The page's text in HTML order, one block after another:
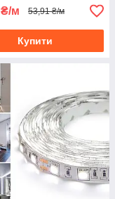
₴/м 53,91 ₴/м
Купити